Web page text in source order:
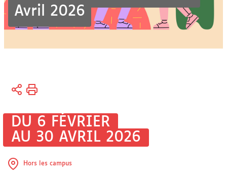
Avril 2026
Vous
Accueil
Engagement
Les pôles
de
spécialités
DU 6 FÉVRIER
AU 30 AVRIL 2026
Hors les campus